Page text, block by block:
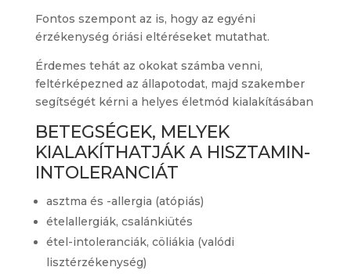
Fontos szempont az is, hogy az egyéni
érzékenység óriási eltéréseket mutathat.
Érdemes tehát az okokat számba venni,
feltérképezned az állapotodat, majd szakember
segítségét kérni a helyes életmód kialakításában
BETEGSÉGEK, MELYEK
KIALAKÍTHATJÁK A HISZTAMIN-
INTOLERANCIÁT
asztma és -allergia (atópiás)
ételallergiák, csalánkiütés
étel-intoleranciák, cöliákia (valódi
lisztérzékenység)